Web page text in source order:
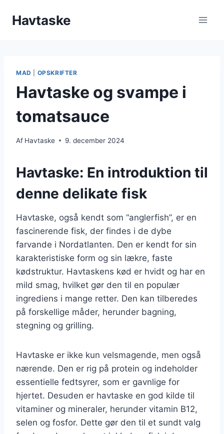
Havtaske
MAD OPSKRIFTER
Havtaske og svampe i
tomatsauce
Af Havtaske 9. december 2024
Havtaske: En introduktion til
denne delikate fisk
Havtaske, også kendt som “anglerfish”, er en
fascinerende fisk, der findes i de dybe
farvande i Nordatlanten. Den er kendt for sin
karakteristiske form og sin lækre, faste
kødstruktur. Havtaskens kød er hvidt og har en
mild smag, hvilket gør den til en populær
ingrediens i mange retter. Den kan tilberedes
på forskellige måder, herunder bagning,
stegning og grilling.
Havtaske er ikke kun velsmagende, men også
nærende. Den er rig på protein og indeholder
essentielle fedtsyrer, som er gavnlige for
hjertet. Desuden er havtaske en god kilde til
vitaminer og mineraler, herunder vitamin B12,
selen og fosfor. Dette gør den til et sundt valg